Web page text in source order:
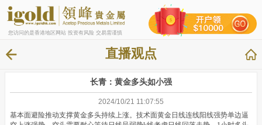
您访问的是香港地区网站 投资有风险 交易需谨慎
直播观点
长青：黄金多头如小强
2024/10/21 11:07:55
基本面避险推动支撑黄金多头持续上涨。技术面黄金日线连线阳线强势单边逼